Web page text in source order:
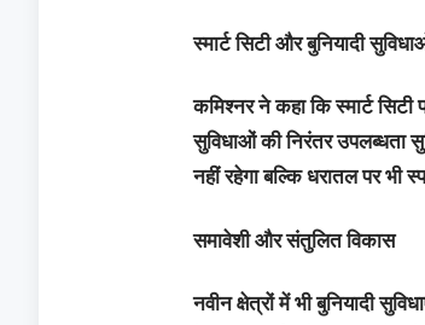
स्मार्ट सिटी और बुनियादी
कमिश्नर ने कहा कि स्मार्ट
सुविधाओं की निरंतर उपलब्धता
नहीं रहेगा बल्कि धरातल पर भी
समावेशी और संतुलित विकास
नवीन क्षेत्रों में भी बुनियादी